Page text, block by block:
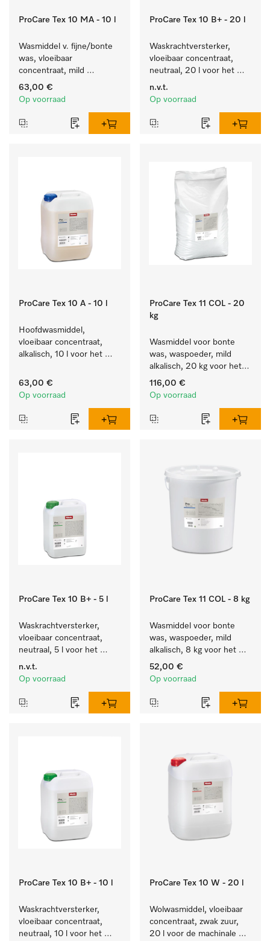
ProCare Tex 10 MA - 10 l
Wasmiddel v. fijne/bonte
was, vloeibaar
concentraat, mild
alkalisch, 10 l voor het
reinigen van bonte was
63,00 €
Op voorraad
ProCare Tex 10 B+ - 20 l
Waskrachtversterker,
vloeibaar concentraat,
neutraal, 20 l voor het
effectief verwijderen van
vetvlekken.
n.v.t.
Op voorraad
ProCare Tex 10 A - 10 l
Hoofdwasmiddel,
vloeibaar concentraat,
alkalisch, 10 l voor het
en kleurechte bonte was.
63,00 €
Op voorraad
ProCare Tex 11 COL - 20
kg
Wasmiddel voor bonte
was, waspoeder, mild
alkalisch, 20 kg voor het
behoud van kleur en de
reiniging van bonte was.
116,00 €
Op voorraad
ProCare Tex 10 B+ - 5 l
Waskrachtversterker,
vloeibaar concentraat,
neutraal, 5 l voor het
effectief verwijderen van
vetvlekken.
n.v.t.
Op voorraad
ProCare Tex 11 COL - 8 kg
Wasmiddel voor bonte
was, waspoeder, mild
alkalisch, 8 kg voor het
behoud van kleur en de
reiniging van bonte was.
52,00 €
Op voorraad
ProCare Tex 10 B+ - 10 l
Waskrachtversterker,
vloeibaar concentraat,
neutraal, 10 l voor het
ProCare Tex 10 W - 20 l
Wolwasmiddel, vloeibaar
concentraat, zwak zuur,
20 l voor de machinale